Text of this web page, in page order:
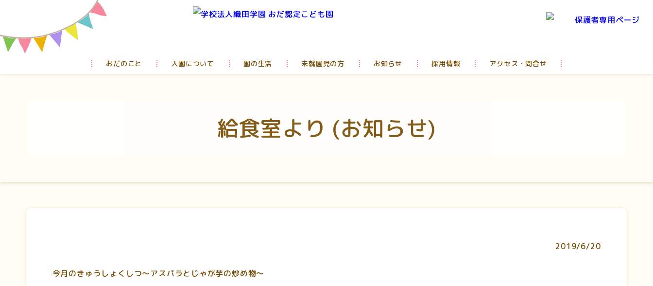
おだのこと 入園について 園の生活 未就園児の方 お知らせ 採用情報 アクセス・問合せ
給食室より (お知らせ)
2019/6/20
今月のきゅうしょくしつ～アスパラとじゃが芋の炒め物～